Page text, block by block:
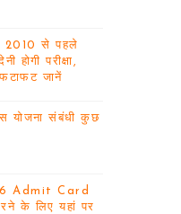
2010 से पहले
होगी परीक्षा,
जानें
योजना संबंधी कुछ
Admit Card
के लिए यहां पर